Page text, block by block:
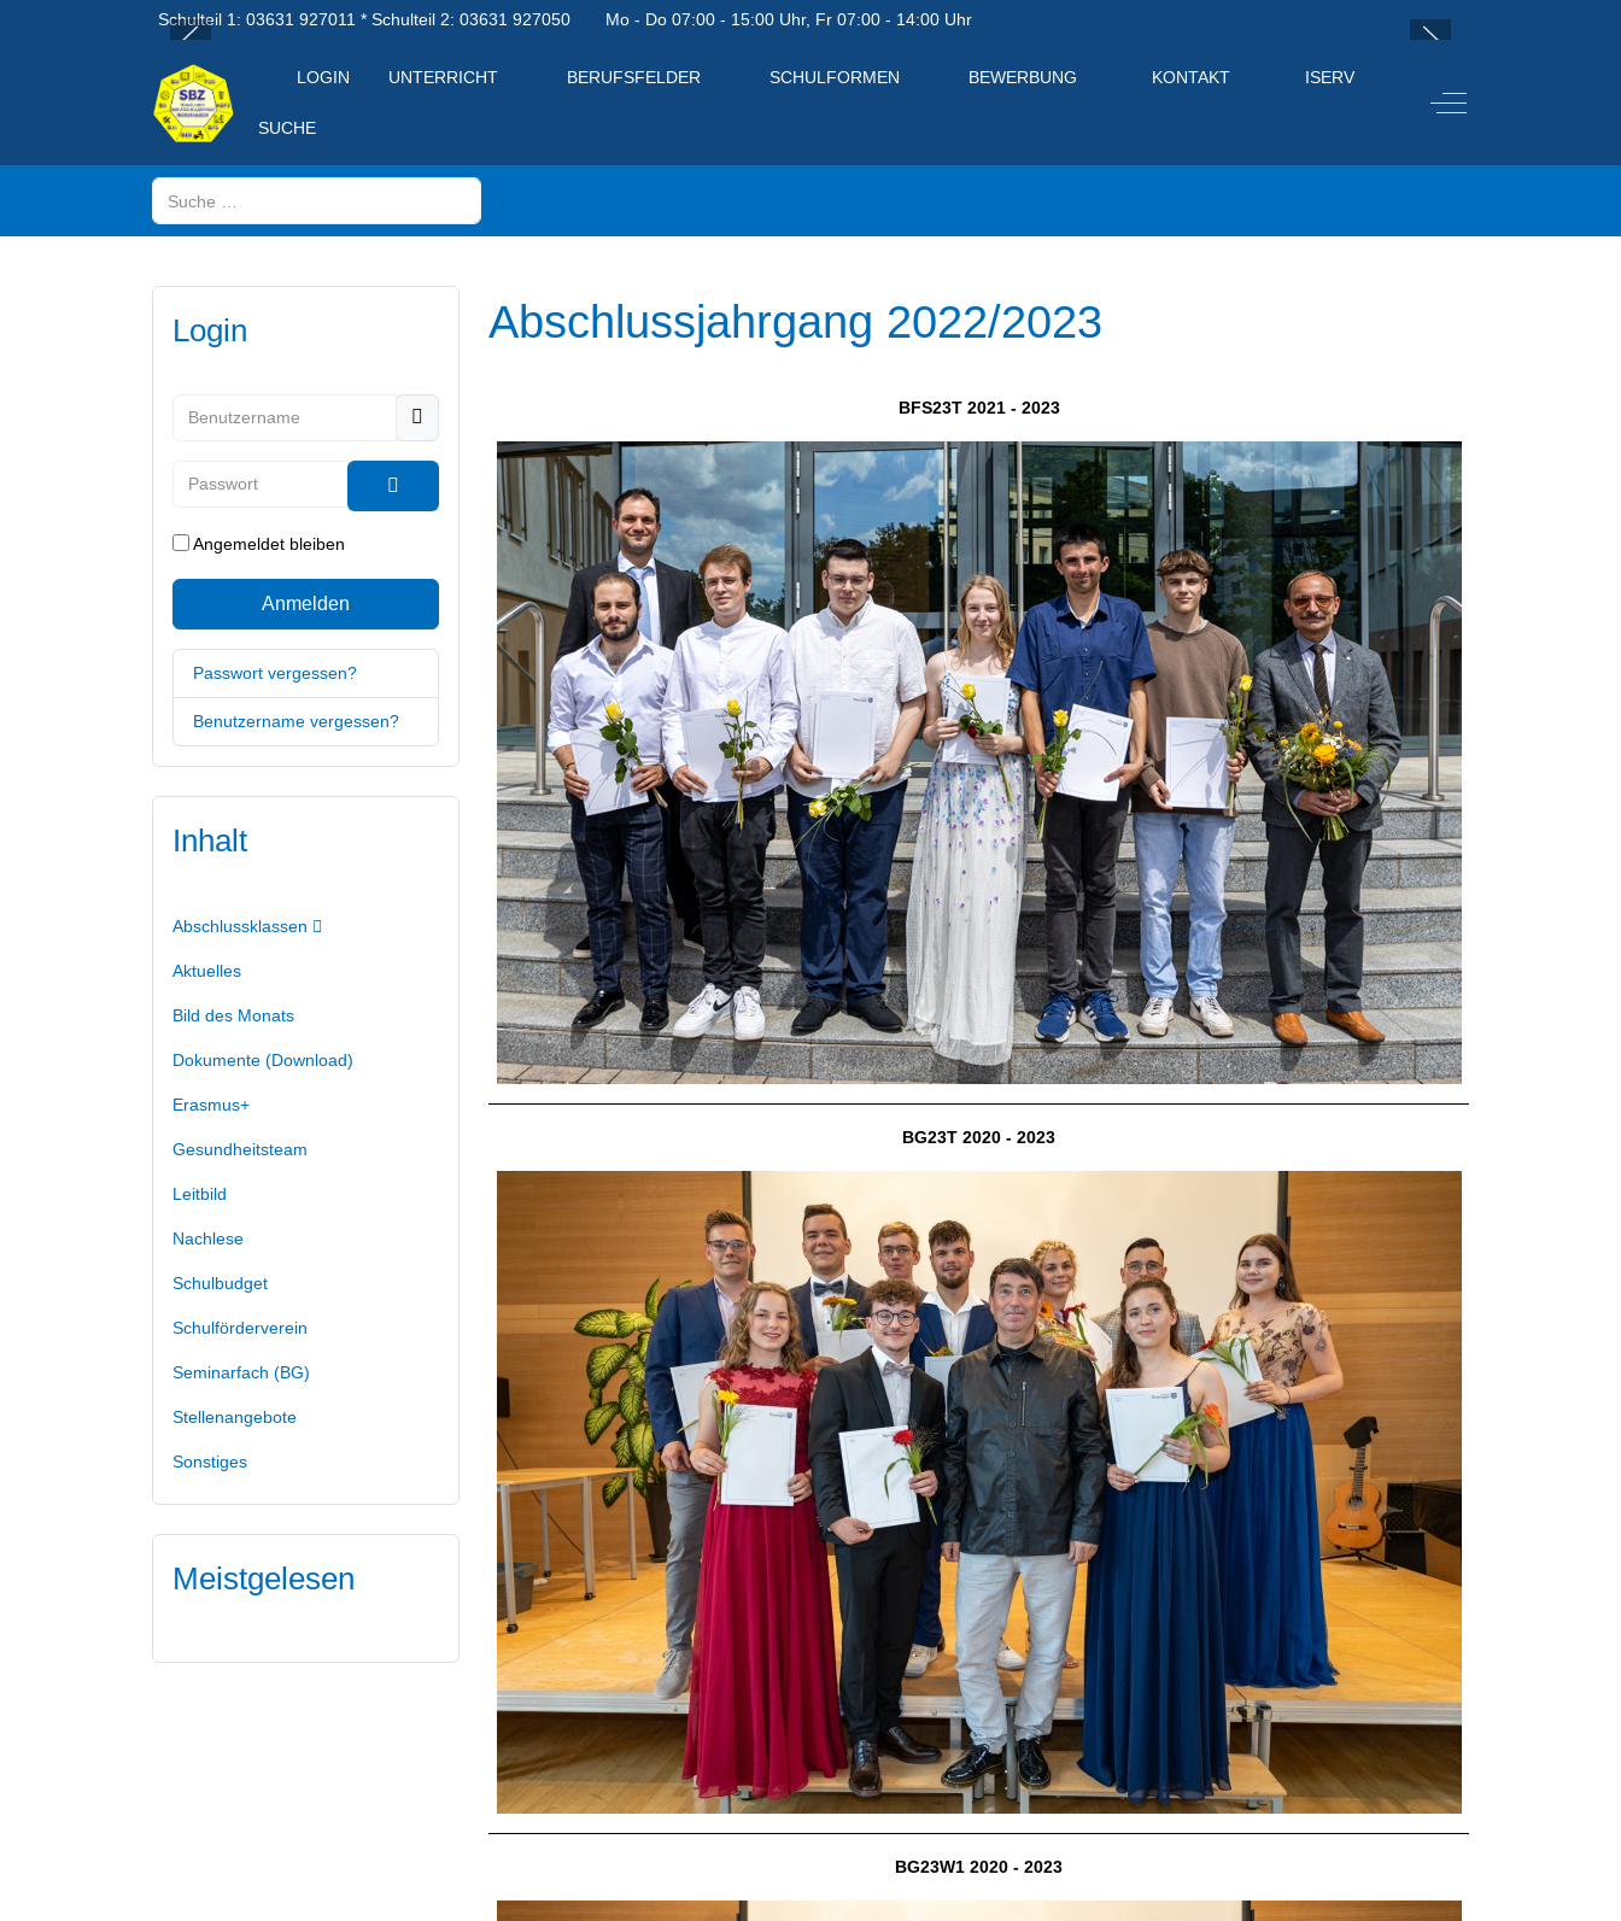
Schulteil 1: 03631 927011 * Schulteil 2: 03631 927050 Mo - Do 07:00 - 15:00 Uhr, Fr 07:00 - 14:00 Uhr
LOGIN UNTERRICHT BERUFSFELDER SCHULFORMEN BEWERBUNG KONTAKT ISERV
SUCHE
Off-Canvas Toggle
Suchen
Login
Passwort anzeigen
Angemeldet bleiben
Anmelden
Passwort vergessen?
Benutzername vergessen?
Inhalt
Abschlussklassen
Aktuelles
Bild des Monats
Dokumente (Download)
Erasmus+
Gesundheitsteam
Leitbild
Nachlese
Schulbudget
Schulförderverein
Seminarfach (BG)
Stellenangebote
Sonstiges
Meistgelesen
Abschlussjahrgang 2022/2023
BFS23T 2021 - 2023
BG23T 2020 - 2023
BG23W1 2020 - 2023